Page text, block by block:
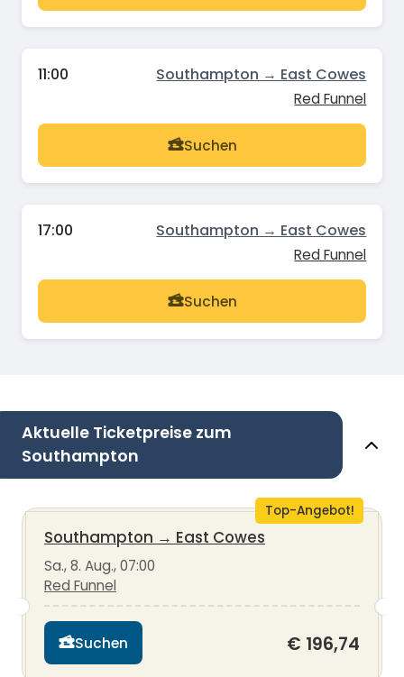
11:00 Southampton → East Cowes
Red Funnel
Suchen
17:00 Southampton → East Cowes
Red Funnel
Suchen
Aktuelle Ticketpreise zum
Southampton
Top-Angebot!
Southampton → East Cowes
Sa., 8. Aug., 07:00
Red Funnel
Suchen € 196,74